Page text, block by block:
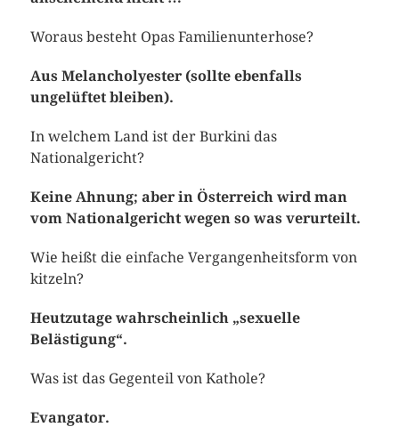
Woraus besteht Opas Familienunterhose?
Aus Melancholyester (sollte ebenfalls
ungelüftet bleiben).
In welchem Land ist der Burkini das
Nationalgericht?
Keine Ahnung; aber in Österreich wird man
vom Nationalgericht wegen so was verurteilt.
Wie heißt die einfache Vergangenheitsform von
kitzeln?
Heutzutage wahrscheinlich „sexuelle
Belästigung“.
Was ist das Gegenteil von Kathole?
Evangator.